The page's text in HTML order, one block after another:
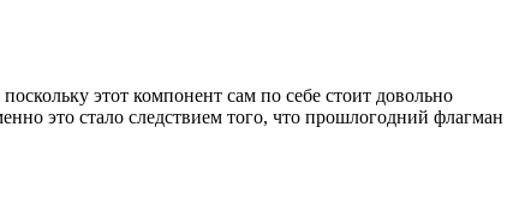
этот компонент сам по себе стоит довольно
это стало следствием того, что прошлогодний флагман